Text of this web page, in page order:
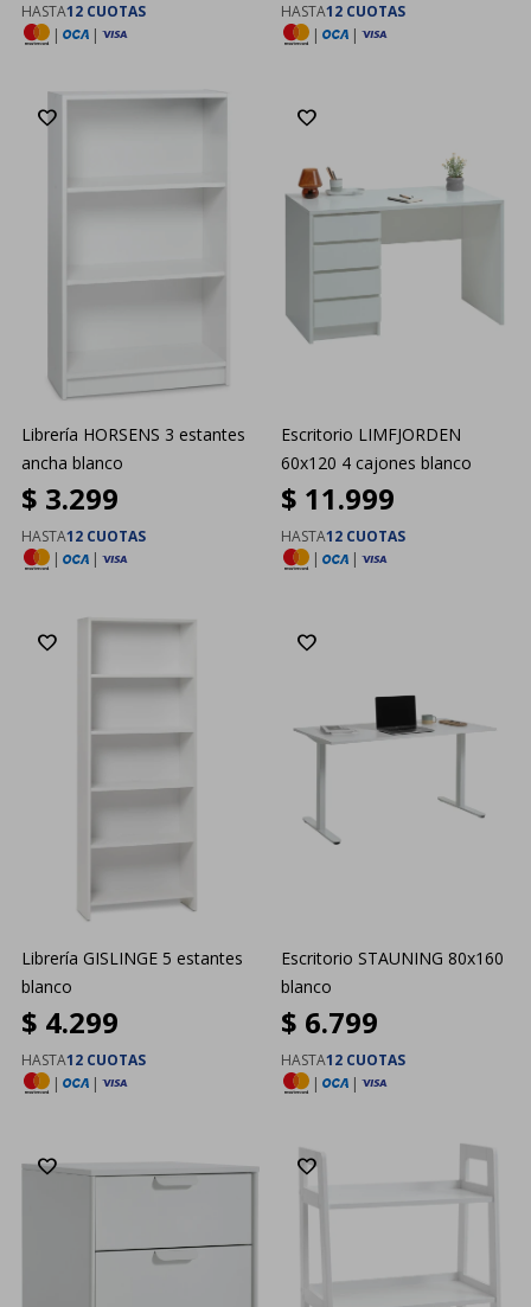
HASTA12 CUOTAS
|
|
HASTA12 CUOTAS
|
|
Librería HORSENS 3 estantes
ancha blanco
$ 3.299
HASTA12 CUOTAS
|
|
Escritorio LIMFJORDEN
60x120 4 cajones blanco
$ 11.999
HASTA12 CUOTAS
|
|
Librería GISLINGE 5 estantes
blanco
$ 4.299
HASTA12 CUOTAS
|
|
Escritorio STAUNING 80x160
blanco
$ 6.799
HASTA12 CUOTAS
|
|